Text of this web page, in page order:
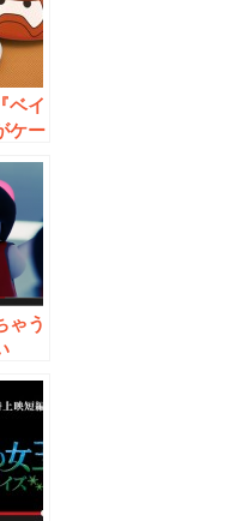
ベイ
ケー
定
ゃう
ィン
部員